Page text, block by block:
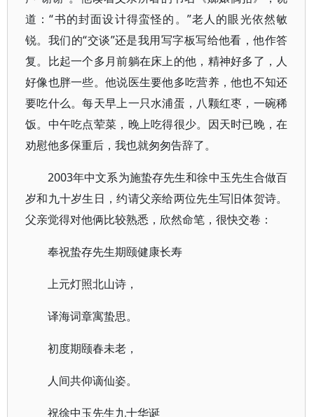
道：“书的封面设计得蛮怪的。”老人的眼光依然敏
锐。我们的“交谈”还是我用写字板写给他看，他作答
复。比起一个多月前躺在床上的他，精神好多了，人
好像也胖一些。他说医生要他多吃营养，他也不知还
要吃什么。每天早上一只水浦蛋，八颗红枣，一碗稀
饭。中午吃点荤菜，晚上吃得很少。因天时已晚，在
劝慰他多保重后，我也就匆匆告辞了。
2003年中文系为施蛰存先生和徐中玉先生合做百
岁和九十岁生日，约请父亲给两位先生写旧体贺诗。
父亲觉得对他俩比较熟悉，欣然命笔，很快交卷：
奉祝蛰存先生期颐健康长寿
上元灯照北山诗，
译海词章寓蛰思。
初度期颐春未老，
人间共仰谪仙姿。
祝徐中玉先生九十华诞